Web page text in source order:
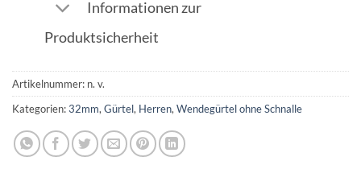
Informationen zur
Produktsicherheit
Artikelnummer: n. v.
Kategorien:32mm, Gürtel, Herren, Wendegürtel ohne Schnalle